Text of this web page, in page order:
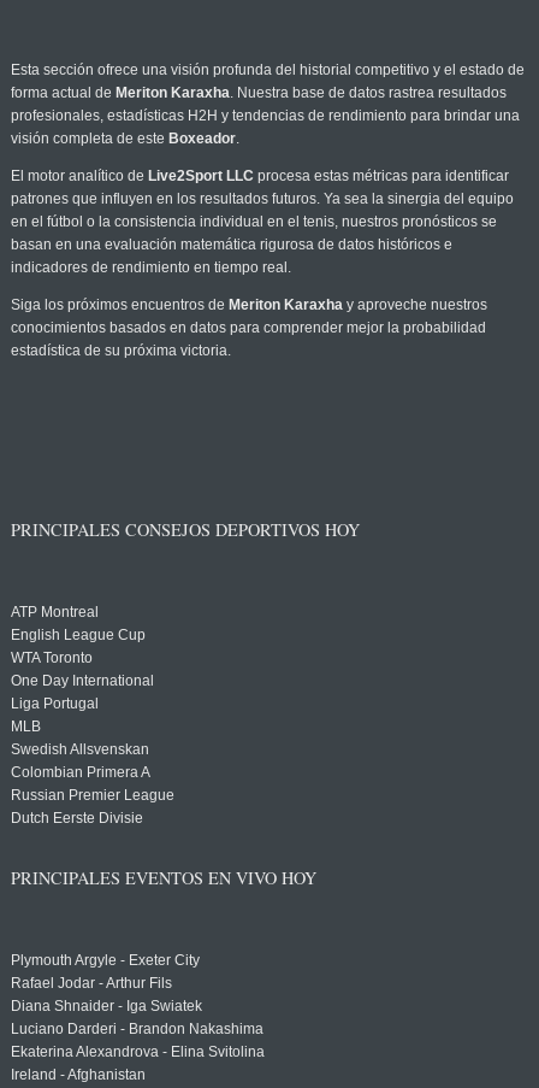
Esta sección ofrece una visión profunda del historial competitivo y el estado de
forma actual de Meriton Karaxha. Nuestra base de datos rastrea resultados
profesionales, estadísticas H2H y tendencias de rendimiento para brindar una
visión completa de este Boxeador.
El motor analítico de Live2Sport LLC procesa estas métricas para identificar
patrones que influyen en los resultados futuros. Ya sea la sinergia del equipo
en el fútbol o la consistencia individual en el tenis, nuestros pronósticos se
basan en una evaluación matemática rigurosa de datos históricos e
indicadores de rendimiento en tiempo real.
Siga los próximos encuentros de Meriton Karaxhay aproveche nuestros
conocimientos basados en datos para comprender mejor la probabilidad
estadística de su próxima victoria.
PRINCIPALES CONSEJOS DEPORTIVOS HOY
ATP Montreal
English League Cup
WTA Toronto
One Day International
Liga Portugal
MLB
Swedish Allsvenskan
Colombian Primera A
Russian Premier League
Dutch Eerste Divisie
PRINCIPALES EVENTOS EN VIVO HOY
Plymouth Argyle - Exeter City
Rafael Jodar - Arthur Fils
Diana Shnaider - Iga Swiatek
Luciano Darderi - Brandon Nakashima
Ekaterina Alexandrova - Elina Svitolina
Ireland - Afghanistan